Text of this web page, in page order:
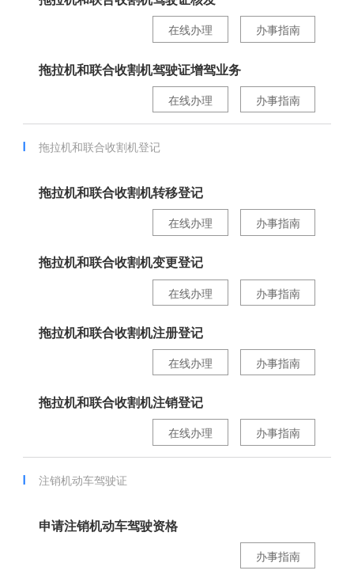
办事指南
在线办理
拖拉机和联合收割机驾驶证增驾业务
办事指南
在线办理
拖拉机和联合收割机登记
拖拉机和联合收割机转移登记
办事指南
在线办理
拖拉机和联合收割机变更登记
办事指南
在线办理
拖拉机和联合收割机注册登记
办事指南
在线办理
拖拉机和联合收割机注销登记
办事指南
在线办理
注销机动车驾驶证
申请注销机动车驾驶资格
办事指南